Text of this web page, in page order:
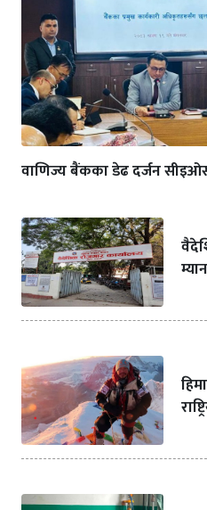
वाणिज्य बैंकका डेढ दर्जन